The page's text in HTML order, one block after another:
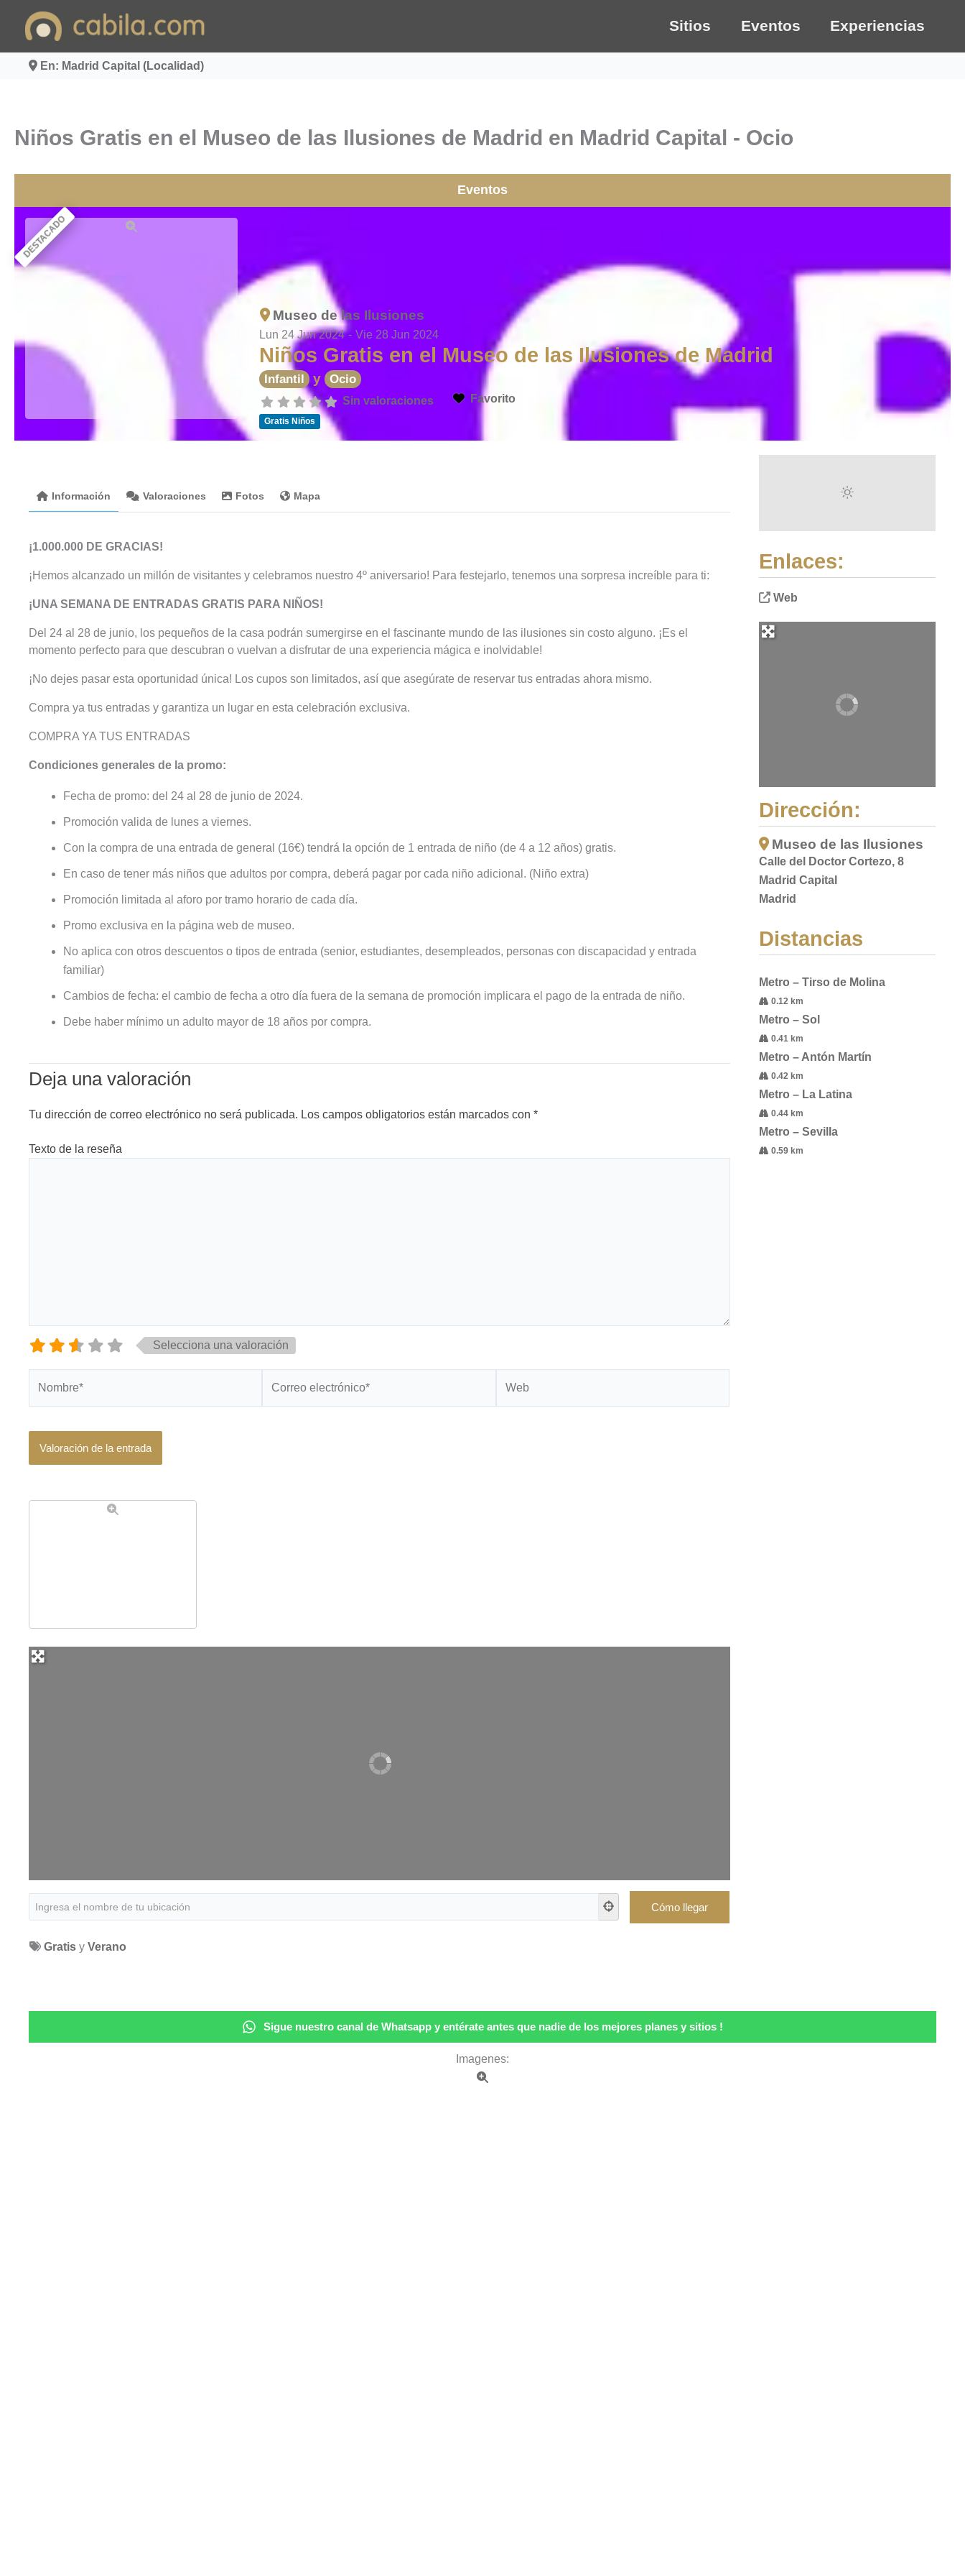
Sitios Eventos Experiencias
En: Madrid Capital (Localidad)
Niños Gratis en el Museo de las Ilusiones de Madrid en Madrid Capital - Ocio
Eventos
DESTACADO
Museo de las Ilusiones
Lun 24 Jun 2024 - Vie 28 Jun 2024
Niños Gratis en el Museo de las Ilusiones de Madrid
Infantil y Ocio
Sin valoraciones Favorito
Gratis Niños
Información Valoraciones Fotos Mapa
¡1.000.000 DE GRACIAS!
¡Hemos alcanzado un millón de visitantes y celebramos nuestro 4º aniversario! Para festejarlo, tenemos una sorpresa increíble para ti:
¡UNA SEMANA DE ENTRADAS GRATIS PARA NIÑOS!
Del 24 al 28 de junio, los pequeños de la casa podrán sumergirse en el fascinante mundo de las ilusiones sin costo alguno. ¡Es el
momento perfecto para que descubran o vuelvan a disfrutar de una experiencia mágica e inolvidable!
¡No dejes pasar esta oportunidad única! Los cupos son limitados, así que asegúrate de reservar tus entradas ahora mismo.
Compra ya tus entradas y garantiza un lugar en esta celebración exclusiva.
COMPRA YA TUS ENTRADAS
Condiciones generales de la promo:
Fecha de promo: del 24 al 28 de junio de 2024.
Promoción valida de lunes a viernes.
Con la compra de una entrada de general (16€) tendrá la opción de 1 entrada de niño (de 4 a 12 años) gratis.
En caso de tener más niños que adultos por compra, deberá pagar por cada niño adicional. (Niño extra)
Promoción limitada al aforo por tramo horario de cada día.
Promo exclusiva en la página web de museo.
No aplica con otros descuentos o tipos de entrada (senior, estudiantes, desempleados, personas con discapacidad y entrada
familiar)
Cambios de fecha: el cambio de fecha a otro día fuera de la semana de promoción implicara el pago de la entrada de niño.
Debe haber mínimo un adulto mayor de 18 años por compra.
Deja una valoración
Tu dirección de correo electrónico no será publicada. Los campos obligatorios están marcados con *
Texto de la reseña
Selecciona una valoración
electrónico*
Gratisy Verano
Enlaces:
Web
Dirección:
Museo de las Ilusiones
Calle del Doctor Cortezo, 8
Madrid Capital
Madrid
Distancias
Metro – Tirso de Molina
0.12 km
Metro – Sol
0.41 km
Metro – Antón Martín
0.42 km
Metro – La Latina
0.44 km
Metro – Sevilla
0.59 km
Sigue nuestro canal de Whatsapp y entérate antes que nadie de los mejores planes y sitios !
Imagenes: